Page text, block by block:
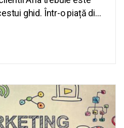
ghid. Într-o piață din